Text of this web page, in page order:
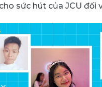
sức hút của JCU đối